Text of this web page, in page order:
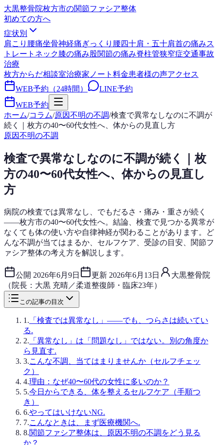
大黒整骨院枚方市の関節ファシア整体
初めての方へ
症状別
肩こり 腰痛坐骨神経痛ぎっくり腰四十肩・五十肩首の痛みス
トレートネック膝の痛み股関節の痛み脊柱管狭窄症交通事故
治療
枚方からだ相談室治療家ノート 料金患者様の声アクセス
WEB予約（24時間）
LINE予約
WEB予約
ホーム/コラム/原因不明の不調/検査で異常なしなのに不調が
続く｜枚方の40〜60代女性へ、体からの見直し方
原因不明の不調
検査で異常なしなのに不調が続く｜枚
方の40〜60代女性へ、体からの見直し
方
病院の検査では異常なし、でもだるさ・痛み・重さが続く
——枚方市の40〜60代女性へ。結論、検査で見つかる異常が
なくても体の使い方や自律神経が関わることがあります。ど
んな不調が当てはまるか、セルフケア、受診の目安、関節フ
ァシア整体の考え方を解説します。
公開 2026年6月9日 更新 2026年6月13日
大黒整骨院
（院長：大黒 充晴／柔道整復師・臨床23年）
この記事の目次
1 . 「検査では異常なし」——でも、つらさは続いてい
る.
2. 「異常なし」は「問題なし」ではない。別の角度か
ら見直す.
3.こんな不調、当てはまりませんか（セルフチェッ
ク）
4.理由：なぜ40〜60代の女性に多いのか？
5.今日からできる、体を整えるセルフケア（手順つ
き）
6.やってはいけないNG.
7.こんなときは、まず医療機関へ.
8.関節ファシア整体は、原因不明の不調をどう見る
か？